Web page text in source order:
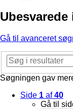
Gå til avanceret
Søgningen gav
Side 1 af40
Gå til